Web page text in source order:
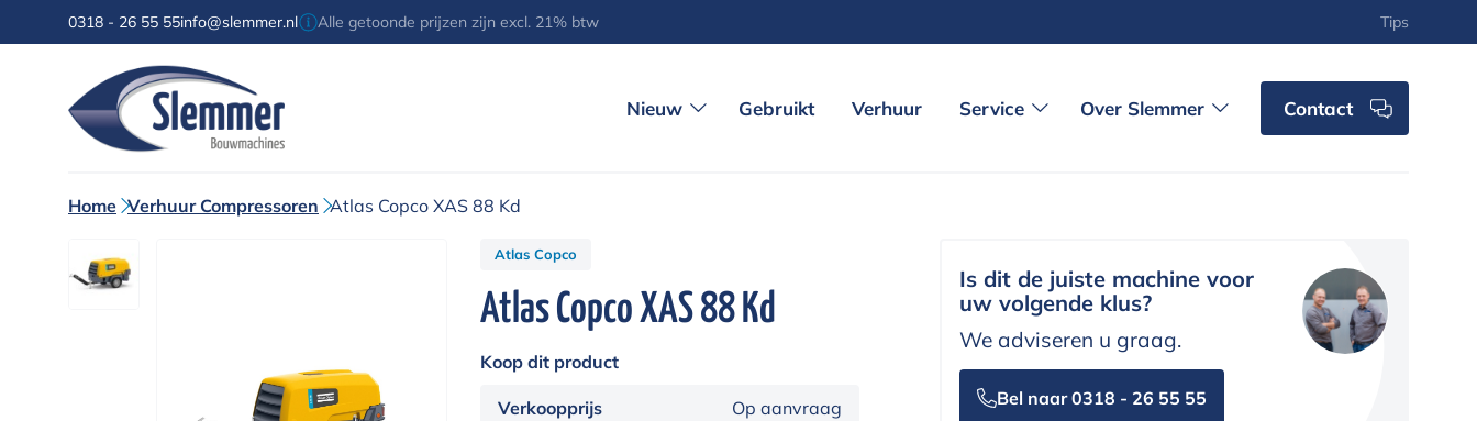
Tips
0318 - 26 55 55info@slemmer.nl Alle getoonde prijzen zijn excl. 21% btw
Nieuw Gebruikt Verhuur Service Over Slemmer Contact
Home Verhuur Compressoren Atlas Copco XAS 88 Kd
Atlas Copco
Atlas Copco XAS 88 Kd
Koop dit product
Verkoopprijs Op aanvraag
Is dit de juiste machine voor
uw volgende klus?
We adviseren u graag.
Bel naar 0318 - 26 55 55